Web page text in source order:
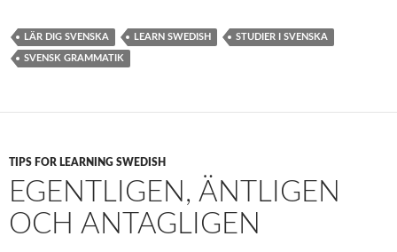
LÄR DIG SVENSKA LEARN SWEDISH STUDIER I SVENSKA
SVENSK GRAMMATIK
TIPS FOR LEARNING SWEDISH
EGENTLIGEN, ÄNTLIGEN
OCH ANTAGLIGEN